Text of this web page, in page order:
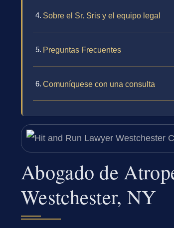
Sobre el Sr. Sris y el equipo legal
Preguntas Frecuentes
Comuníquese con una consulta
Abogado de
Westchester, NY